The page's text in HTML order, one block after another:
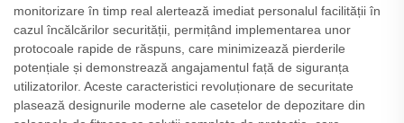
monitorizare în timp real alertează imediat personalul facilității în
cazul încălcărilor securității, permițând implementarea unor
protocoale rapide de răspuns, care minimizează pierderile
potențiale și demonstrează angajamentul față de siguranța
utilizatorilor. Aceste caracteristici revoluționare de securitate
plasează designurile moderne ale casetelor de depozitare din